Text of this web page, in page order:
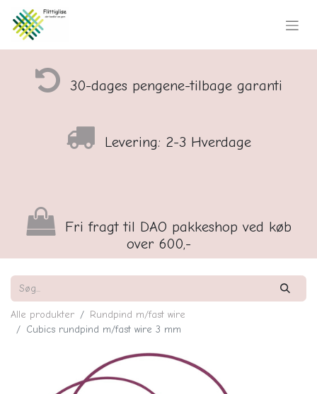
30-dages pengene-tilbage garanti
Levering: 2-3 Hverdage
Fri fragt til DAO pakkeshop ved køb
over 600,-
Alle produkter
Rundpind m/fast wire
Cubics rundpind m/fast wire 3 mm